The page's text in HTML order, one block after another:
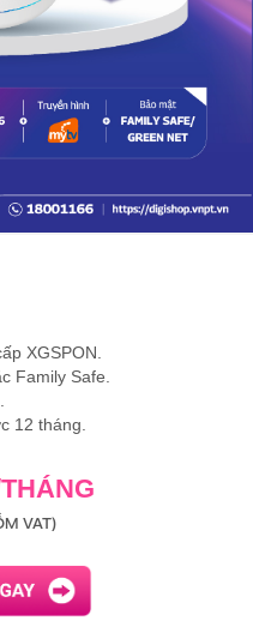
XGSPON.
Family Safe.
12 tháng.
VAT)